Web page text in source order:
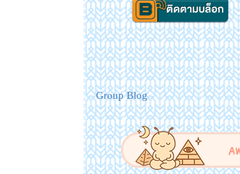
Group Blog